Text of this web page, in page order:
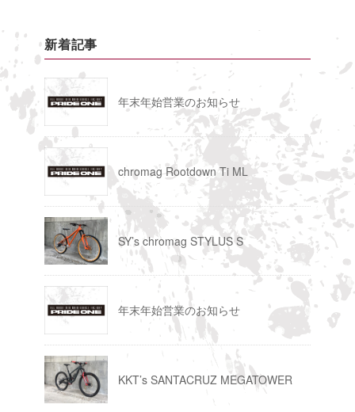
新着記事
年末年始営業のお知らせ
chromag Rootdown Ti ML
SY’s chromag STYLUS S
年末年始営業のお知らせ
KKT’s SANTACRUZ MEGATOWER